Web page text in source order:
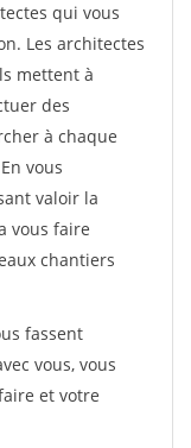
qui vous
Les architectes
mettent à
des
à chaque
vous
valoir la
vous faire
chantiers
fassent
vous, vous
et votre